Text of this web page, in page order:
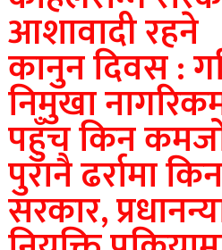
आशावादी रहने
कानुन दिवस :
निमुखा
पहुँच किन
पुरानै ढर्रामा
सरकार,